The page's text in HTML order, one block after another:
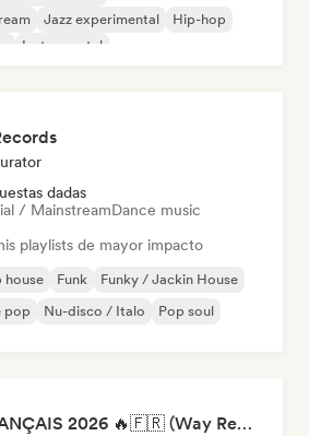
Jazz experimental
Hip-hop
Instrumental
dadas
/ MainstreamDance music
playlists de mayor impacto
house Funk
Funky / Jackin House
pop Nu-disco / Italo Pop soul
RAP FRANÇAIS 2026 🔥🇫🇷 (Way Records)